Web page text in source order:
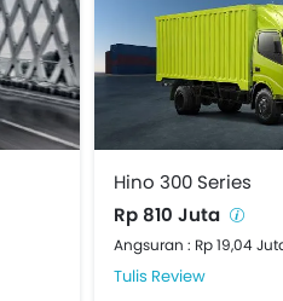
Hino 300 Series
Rp 810 Juta
Angsuran : Rp 19,04
Tulis Review